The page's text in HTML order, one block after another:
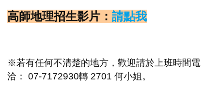
高師地理招生影片： 請點我
※若有任何不清楚的地方，歡迎請於上班時間電
洽： 07-7172930轉 2701 何小姐。